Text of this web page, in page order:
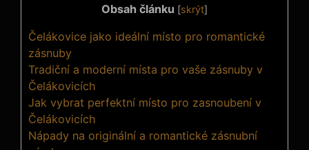
Obsah článku [skrýt]
Čelákovice jako ideální místo pro romantické
zásnuby
Tradiční a moderní místa pro vaše zásnuby v
Čelákovicích
Jak vybrat perfektní místo pro zasnoubení v
Čelákovicích
Nápady na originální a romantické zásnubní